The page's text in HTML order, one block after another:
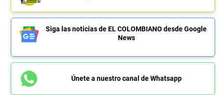
Siga las noticias de EL COLOMBIANO desde Google
News
Únete a nuestro canal de Whatsapp